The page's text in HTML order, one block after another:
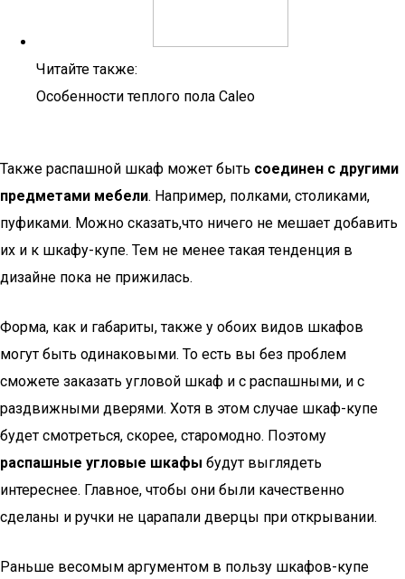
Читайте также:
Особенности теплого пола Caleo
Также распашной шкаф может быть соединен с другими
предметами мебели. Например, полками, столиками,
пуфиками. Можно сказать,что ничего не мешает добавить
их и к шкафу-купе. Тем не менее такая тенденция в
дизайне пока не прижилась.
Форма, как и габариты, также у обоих видов шкафов
могут быть одинаковыми. То есть вы без проблем
сможете заказать угловой шкаф и с распашными, и с
раздвижными дверями. Хотя в этом случае шкаф-купе
будет смотреться, скорее, старомодно. Поэтому
распашные угловые шкафы будут выглядеть
интереснее. Главное, чтобы они были качественно
сделаны и ручки не царапали дверцы при открывании.
Раньше весомым аргументом в пользу шкафов-купе